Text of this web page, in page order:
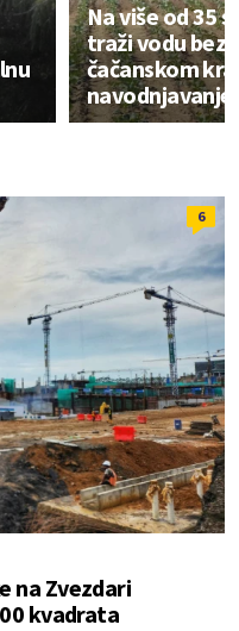
Na više od 35
traži vodu bez
čačanskom
navodnjavanje
6
na Zvezdari
kvadrata